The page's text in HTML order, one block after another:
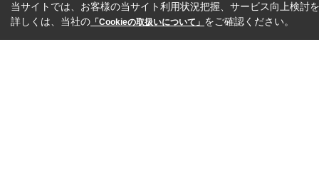
当サイトでは、お客様の当サイト利用状況把握、サービス向上検討
詳しくは、当社の 「Cookieの取扱いについて」 をご確認ください。